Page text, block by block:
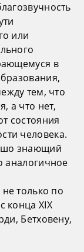
или
в
тем, что
а что нет,
состояния
человека.
знающий
аналогичное
только по
конца XIX
Бетховену,